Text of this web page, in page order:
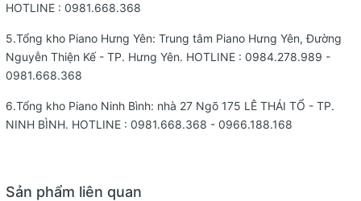
HOTLINE : 0981.668.368
5.Tổng kho Piano Hưng Yên: Trung tâm Piano Hưng Yên, Đường
Nguyễn Thiện Kế - TP. Hưng Yên. HOTLINE : 0984.278.989 -
0981.668.368
6.Tổng kho Piano Ninh Bình: nhà 27 Ngõ 175 LÊ THÁI TỔ - TP.
NINH BÌNH. HOTLINE : 0981.668.368 - 0966.188.168
Sản phẩm liên quan